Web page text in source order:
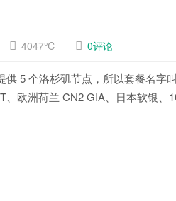
4047℃ 0评论
5 个洛杉矶节点，所以套餐名字
欧洲荷兰 CN2 GIA、日本软银、